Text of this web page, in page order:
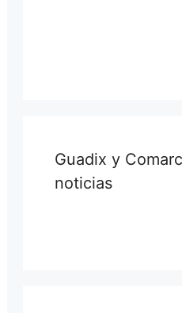
Guadix y
noticias